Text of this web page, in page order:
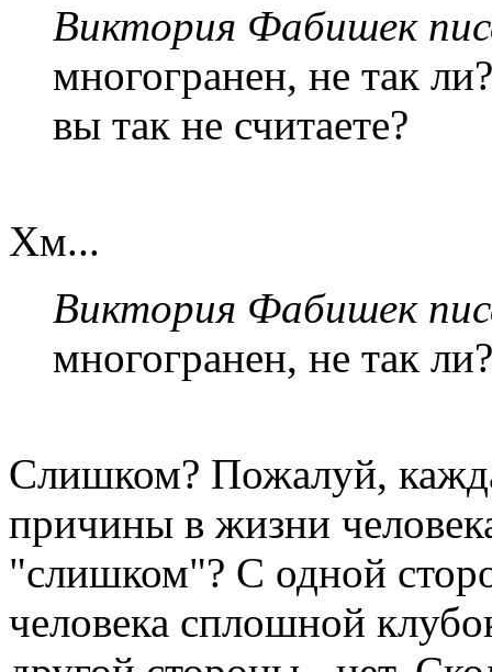
Виктория Фабишек
многогранен, не так
вы так не считаете?
Хм...
Виктория Фабишек
многогранен, не так ли?
Слишком? Пожалуй,
причины в жизни
"слишком"? С одной
человека сплошной